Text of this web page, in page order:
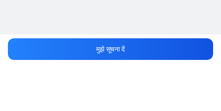
मुझे सूचना दें